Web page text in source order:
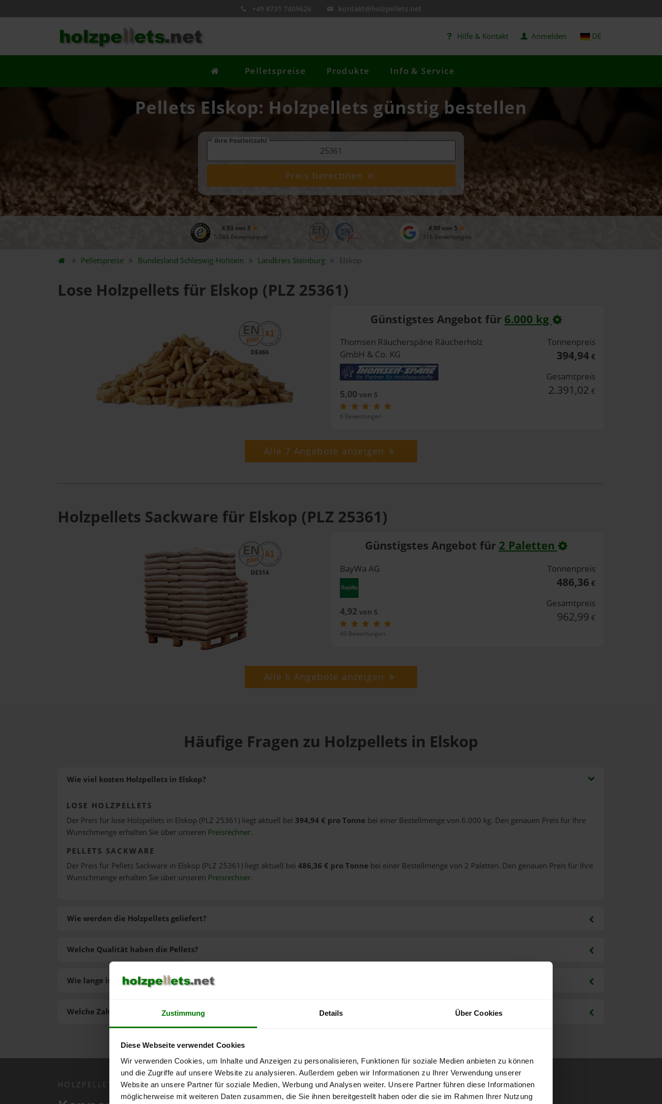
Zustimmung Details Über Cookies
Diese Webseite verwendet Cookies
Wir verwenden Cookies, um Inhalte und Anzeigen zu personalisieren, Funktionen für soziale Medien anbieten zu können
und die Zugriffe auf unsere Website zu analysieren. Außerdem geben wir Informationen zu Ihrer Verwendung unserer
Website an unsere Partner für soziale Medien, Werbung und Analysen weiter. Unsere Partner führen diese Informationen
möglicherweise mit weiteren Daten zusammen, die Sie ihnen bereitgestellt haben oder die sie im Rahmen Ihrer Nutzung
+49 8731 7409626 kontakt@holzpellets.net
Hilfe & Kontakt Anmelden DE
Pelletspreise Produkte Info & Service
Pellets Elskop: Holzpellets günstig bestellen
Ihre Postleitzahl
Preis berechnen
4,93 von 5
5.084 Bewertungen
4,90 von 5
316 Bewertungen
Pelletspreise Bundesland Schleswig-Holstein Landkreis Steinburg Elskop
Lose Holzpellets für Elskop (PLZ 25361)
DE466
Günstigstes Angebot für 6.000 kg
Thomsen Räucherspäne Räucherholz
GmbH & Co. KG
5,00 von 5
6 Bewertungen
Tonnenpreis
394,94€
Gesamtpreis
2.391,02 €
Alle 7 Angebote anzeigen
Holzpellets Sackware für Elskop (PLZ 25361)
DE314
Günstigstes Angebot für 2 Paletten
BayWa AG
4,92von 5
49 Bewertungen
Tonnenpreis
486,36 €
Gesamtpreis
962,99 €
Alle 6 Angebote anzeigen
Häufige Fragen zu Holzpellets in Elskop
Wie viel kosten Holzpellets in Elskop?
LOSE HOLZPELLETS
Der Preis für lose Holzpellets in Elskop (PLZ 25361) liegt aktuell bei 394,94 € pro Tonne bei einer Bestellmenge von 6.000 kg. Den genauen Preis für Ihre
Wunschmenge erhalten Sie über unseren Preisrechner.
PELLETS SACKWARE
Der Preis für Pellets Sackware in Elskop (PLZ 25361) liegt aktuell bei 486,36 € pro Tonne bei einer Bestellmenge von 2 Paletten. Den genauen Preis für Ihre
Wunschmenge erhalten Sie über unseren Preisrechner.
Wie werden die Holzpellets geliefert?
Welche Zahlungsarten gibt es?
Welche Qualität haben die Pellets?
Wie lange ist die Lieferzeit der Pellets?
HOLZPELLETS.NET APP